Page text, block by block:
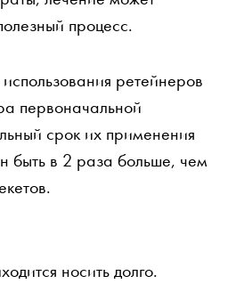
процесс.
ретейнеров
первоначальной
срок их применения
быть в 2 раза больше, чем
носить долго.